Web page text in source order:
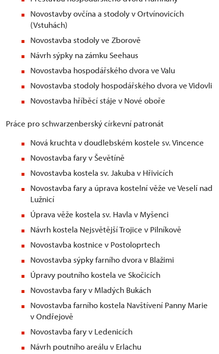
Novostavby ovčína a stodoly v Ortvínovicích
(Vstuhách)
Novostavba stodoly ve Zborově
Návrh sýpky na zámku Seehaus
Novostavba hospodářského dvora ve Valu
Novostavba stodoly hospodářského dvora ve Vidovli
Novostavba hříběcí stáje v Nové oboře
Práce pro schwarzenberský církevní patronát
Nová kruchta v doudlebském kostele sv. Vincence
Novostavba fary v Ševětíně
Novostavba kostela sv. Jakuba v Hřivicích
Novostavba fary a úprava kostelní věže ve Veselí nad
Lužnicí
Úprava věže kostela sv. Havla v Myšenci
Návrh kostela Nejsvětější Trojice v Pilníkově
Novostavba kostnice v Postoloprtech
Novostavba sýpky farního dvora v Blažimi
Úpravy poutního kostela ve Skočicích
Novostavba fary v Mladých Bukách
Novostavba farního kostela Navštívení Panny Marie
v Ondřejově
Novostavba fary v Ledenicích
Návrh poutního areálu v Erlachu